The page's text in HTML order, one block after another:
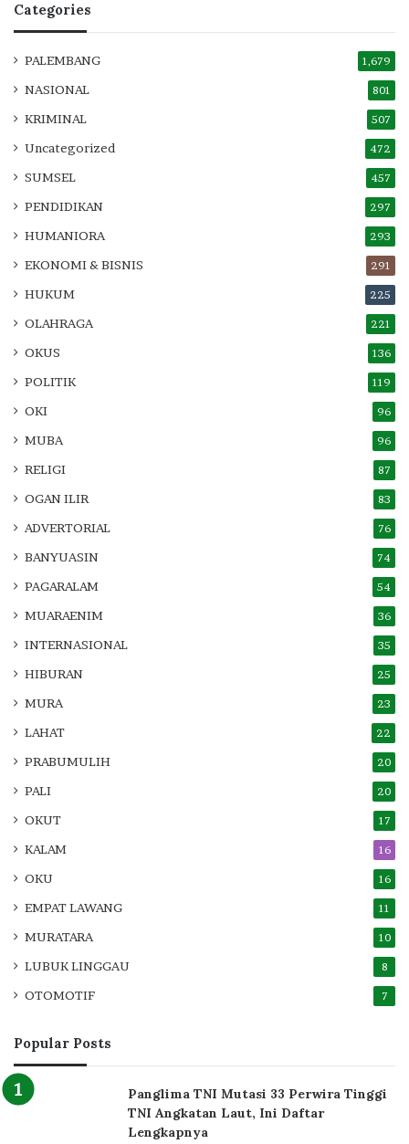
Categories
PALEMBANG 1,679
NASIONAL 801
KRIMINAL 507
Uncategorized 472
SUMSEL 457
PENDIDIKAN 297
HUMANIORA 293
EKONOMI & BISNIS 291
HUKUM 225
OLAHRAGA 221
OKUS 136
POLITIK 119
OKI 96
MUBA 96
RELIGI 87
OGAN ILIR 83
ADVERTORIAL 76
BANYUASIN 74
PAGARALAM 54
MUARAENIM 36
INTERNASIONAL 35
HIBURAN 25
MURA 23
LAHAT 22
PRABUMULIH 20
PALI 20
OKUT 17
KALAM 16
OKU 16
EMPAT LAWANG 11
MURATARA 10
LUBUK LINGGAU 8
OTOMOTIF 7
Popular Posts
Panglima TNI Mutasi 33 Perwira Tinggi
TNI Angkatan Laut, Ini Daftar
Lengkapnya